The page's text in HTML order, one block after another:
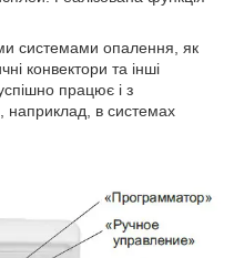
системами опалення, як
конвектори та інші
працює і з
в системах